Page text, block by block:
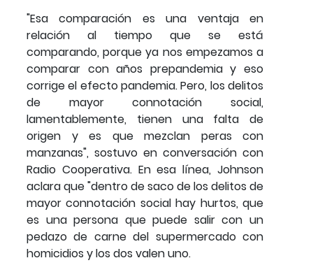
"Esa comparación es una ventaja en
relación al tiempo que se está
comparando, porque ya nos empezamos a
comparar con años prepandemia y eso
corrige el efecto pandemia. Pero, los delitos
de mayor connotación social,
lamentablemente, tienen una falta de
origen y es que mezclan peras con
manzanas", sostuvo en conversación con
Radio Cooperativa. En esa línea, Johnson
aclara que "dentro de saco de los delitos de
mayor connotación social hay hurtos, que
es una persona que puede salir con un
pedazo de carne del supermercado con
homicidios y los dos valen uno.